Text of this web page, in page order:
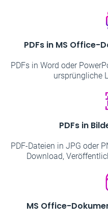
PDFs in MS Office-
PDFs in Word oder
ursprüngliche
PDFs in
PDF-Dateien in JPG oder
Download,
MS Office-